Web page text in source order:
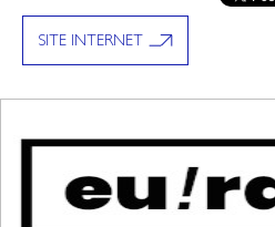
SITE INTERNET